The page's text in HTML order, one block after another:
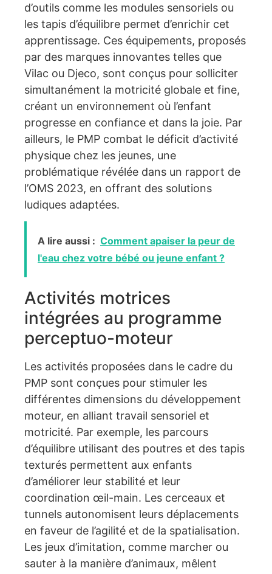
d’outils comme les modules sensoriels ou
les tapis d’équilibre permet d’enrichir cet
apprentissage. Ces équipements, proposés
par des marques innovantes telles que
Vilac ou Djeco, sont conçus pour solliciter
simultanément la motricité globale et fine,
créant un environnement où l’enfant
progresse en confiance et dans la joie. Par
ailleurs, le PMP combat le déficit d’activité
physique chez les jeunes, une
problématique révélée dans un rapport de
l’OMS 2023, en offrant des solutions
ludiques adaptées.
A lire aussi : Comment apaiser la peur de
l'eau chez votre bébé ou jeune enfant ?
Activités motrices
intégrées au programme
perceptuo-moteur
Les activités proposées dans le cadre du
PMP sont conçues pour stimuler les
différentes dimensions du développement
moteur, en alliant travail sensoriel et
motricité. Par exemple, les parcours
d’équilibre utilisant des poutres et des tapis
texturés permettent aux enfants
d’améliorer leur stabilité et leur
coordination œil-main. Les cerceaux et
tunnels autonomisent leurs déplacements
en faveur de l’agilité et de la spatialisation.
Les jeux d’imitation, comme marcher ou
sauter à la manière d’animaux, mêlent